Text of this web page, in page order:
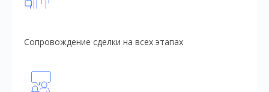
Сопровождение сделки на всех этапах